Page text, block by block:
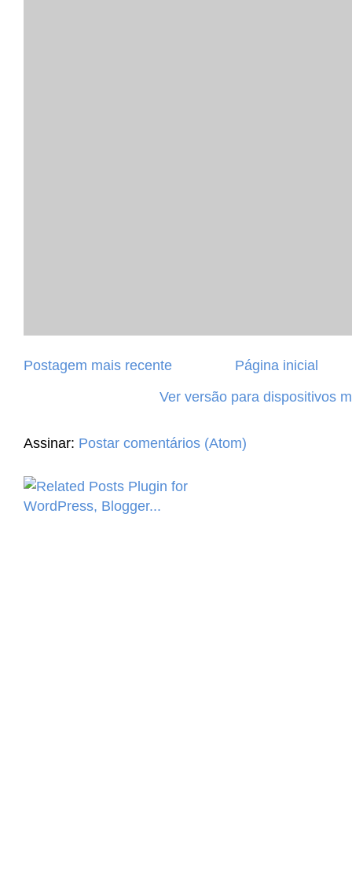
Postagem mais recente
Página inicial
Ver versão para dispositivos
Assinar: Postar comentários (Atom)